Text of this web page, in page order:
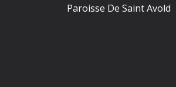
Paroisse De Saint Avold